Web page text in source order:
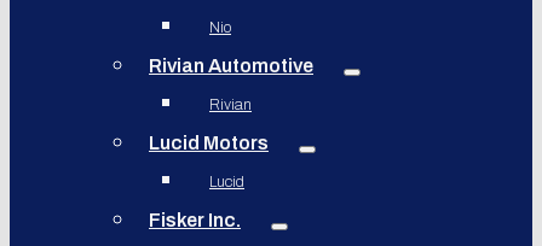
Nio
Rivian Automotive
Rivian
Lucid Motors
Lucid
Fisker Inc.